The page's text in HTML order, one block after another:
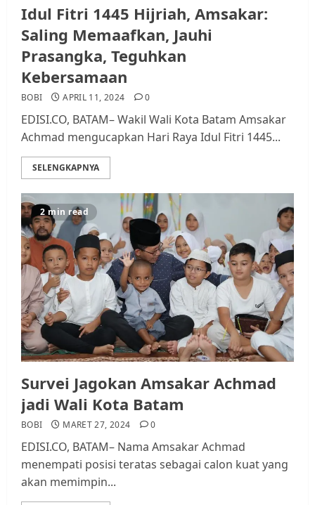
Idul Fitri 1445 Hijriah, Amsakar:
Saling Memaafkan, Jauhi
Prasangka, Teguhkan
Kebersamaan
BOBI APRIL 11, 2024 0
EDISI.CO, BATAM– Wakil Wali Kota Batam Amsakar
Achmad mengucapkan Hari Raya Idul Fitri 1445...
SELENGKAPNYA
2 min read
Survei Jagokan Amsakar Achmad
jadi Wali Kota Batam
BOBI MARET 27, 2024 0
EDISI.CO, BATAM– Nama Amsakar Achmad
menempati posisi teratas sebagai calon kuat yang
akan memimpin...